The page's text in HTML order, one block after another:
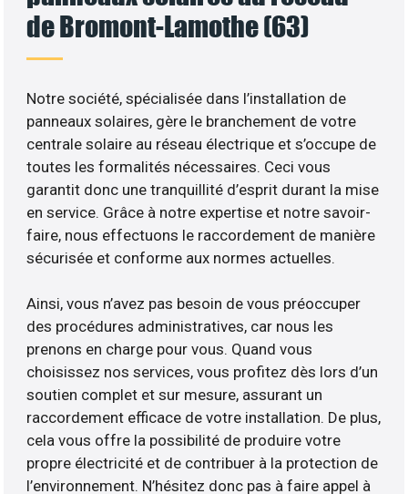
de Bromont-Lamothe (63)
Notre société, spécialisée dans l’installation de
panneaux solaires, gère le branchement de votre
centrale solaire au réseau électrique et s’occupe de
toutes les formalités nécessaires. Ceci vous
garantit donc une tranquillité d’esprit durant la mise
en service. Grâce à notre expertise et notre savoir-
faire, nous effectuons le raccordement de manière
sécurisée et conforme aux normes actuelles.
Ainsi, vous n’avez pas besoin de vous préoccuper
des procédures administratives, car nous les
prenons en charge pour vous. Quand vous
choisissez nos services, vous profitez dès lors d’un
soutien complet et sur mesure, assurant un
raccordement efficace de votre installation. De plus,
cela vous offre la possibilité de produire votre
propre électricité et de contribuer à la protection de
l’environnement. N’hésitez donc pas à faire appel à